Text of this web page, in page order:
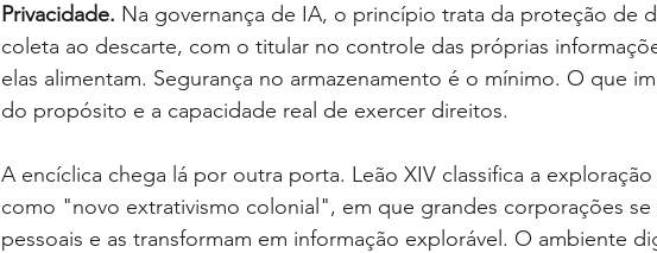
Privacidade. Na governança de IA, o princípio trata da proteção de
coleta ao descarte, com o titular no controle das próprias
elas alimentam. Segurança no armazenamento é o mínimo. O que
do propósito e a capacidade real de exercer direitos.
A encíclica chega lá por outra porta. Leão XIV classifica a
como "novo extrativismo colonial", em que grandes corporações se
pessoais e as transformam em informação explorável. O ambiente